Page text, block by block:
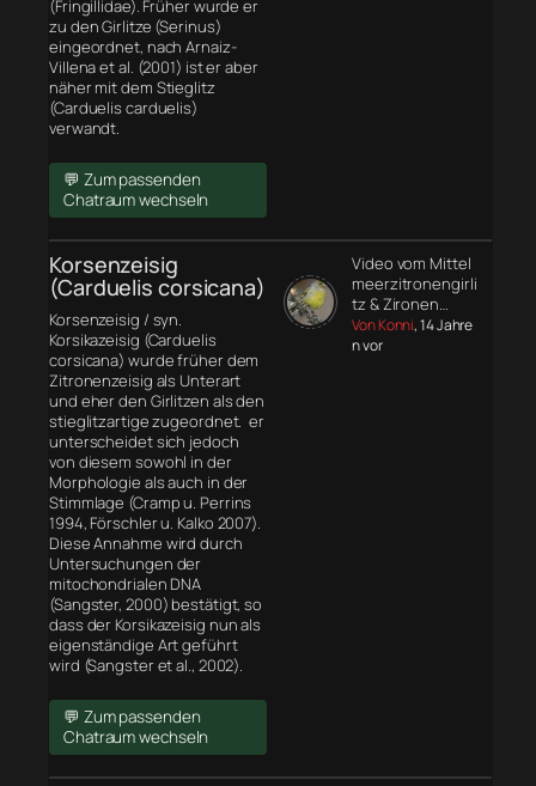
(Fringillidae). Früher wurde er
zu den Girlitze (Serinus)
eingeordnet, nach Arnaiz-
Villena et al. (2001) ist er aber
näher mit dem Stieglitz
(Carduelis carduelis)
verwandt.
💬 Zum passenden
Chatraum wechseln
Korsenzeisig
(Carduelis corsicana)
Korsenzeisig / syn.
Korsikazeisig (Carduelis
corsicana) wurde früher dem
Zitronenzeisig als Unterart
und eher den Girlitzen als den
stieglitzartige zugeordnet. er
unterscheidet sich jedoch
von diesem sowohl in der
Morphologie als auch in der
Stimmlage (Cramp u. Perrins
1994, Förschler u. Kalko 2007).
Diese Annahme wird durch
Untersuchungen der
mitochondrialen DNA
(Sangster, 2000) bestätigt, so
dass der Korsikazeisig nun als
eigenständige Art geführt
wird (Sangster et al., 2002).
💬 Zum passenden
Chatraum wechseln
Video vom Mittel
meerzitronengirli
tz & Zironen…
Von Konni, 14 Jahre
n vor